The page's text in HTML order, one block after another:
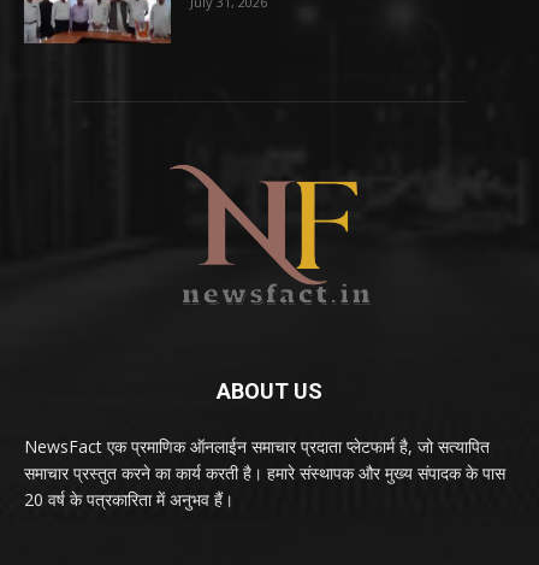
ABOUT US
NewsFact एक प्रमाणिक ऑनलाईन समाचार प्रदाता प्लेटफार्म है, जो सत्यापित
समाचार प्रस्तुत करने का कार्य करती है। हमारे संस्थापक और मुख्य संपादक के पास
20 वर्ष के पत्रकारिता में अनुभव हैं।